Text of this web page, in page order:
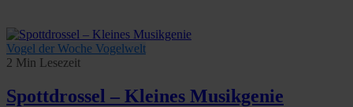
Vogel der Woche Vogelwelt
2 Min Lesezeit
Spottdrossel – Kleines Musikgenie